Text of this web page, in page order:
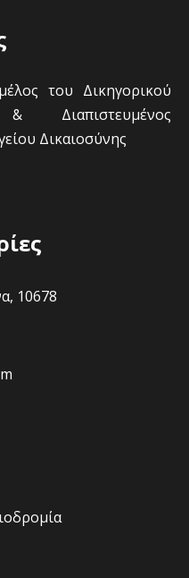
του Δικηγορικού
Διαπιστευμένος
Δικαιοσύνης
10678